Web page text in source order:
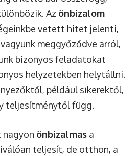
Az önbizalom
vetett hitet jelenti,
meggyőződve arról,
bizonyos feladatokat
helyzetekben helytállni.
például sikerektől,
teljesítménytől függ.
nagyon önbizalmas a
teljesít, de otthon, a